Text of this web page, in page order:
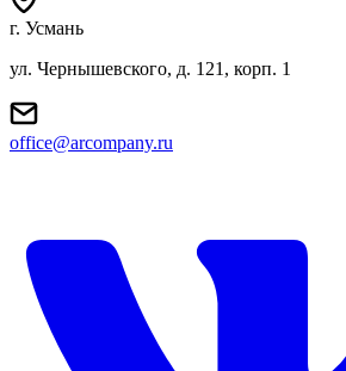
г. Усмань
ул. Чернышевского, д. 121, корп. 1
office@arcompany.ru